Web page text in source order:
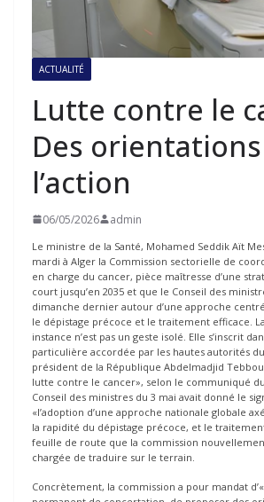
ACTUALITÉ
Lutte contre le
Des
l’action
06/05/2026 admin
Le ministre de la Santé, Mohamed Seddik Aït
mardi à Alger la Commission sectorielle de
en charge du cancer, pièce maîtresse d’une
court jusqu’en 2035 et que le Conseil des
dimanche dernier autour d’une approche
le dépistage précoce et le traitement efficace.
instance n’est pas un geste isolé. Elle s’inscrit
particulière accordée par les hautes autorités
président de la République Abdelmadjid
lutte contre le cancer», selon le communiqué
Conseil des ministres du 3 mai avait donné le
«l’adoption d’une approche nationale globale
la rapidité du dépistage précoce, et le
feuille de route que la commission
chargée de traduire sur le terrain.
Concrètement, la commission a pour mandat